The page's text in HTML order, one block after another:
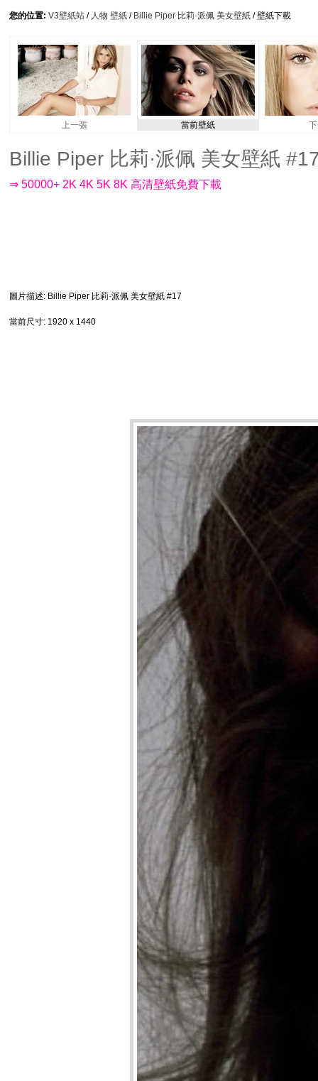
您的位置: V3壁紙站 / 人物 壁紙 / Billie Piper 比莉·派佩 美女壁紙 / 壁紙下載
上一張 當前壁紙
Billie Piper 比莉·派佩 美女壁紙
⇒ 50000+ 2K 4K 5K 8K 高清壁紙免費下載
圖片描述: Billie Piper 比莉·派佩 美女壁紙 #17
當前尺寸: 1920 x 1440